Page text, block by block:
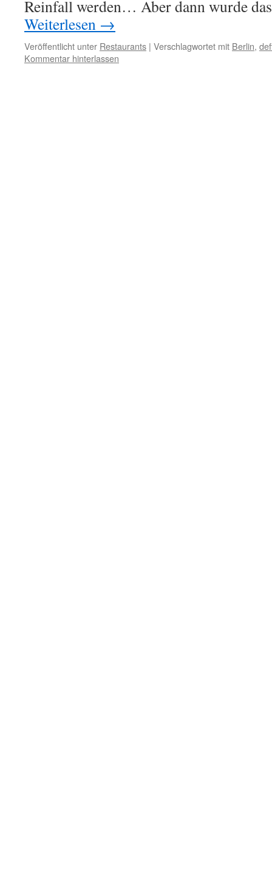
Reinfall werden… Aber dann wurde
Weiterlesen →
Veröffentlicht unter Restaurants | Verschlagwortet mit Berlin,
Kommentar hinterlassen